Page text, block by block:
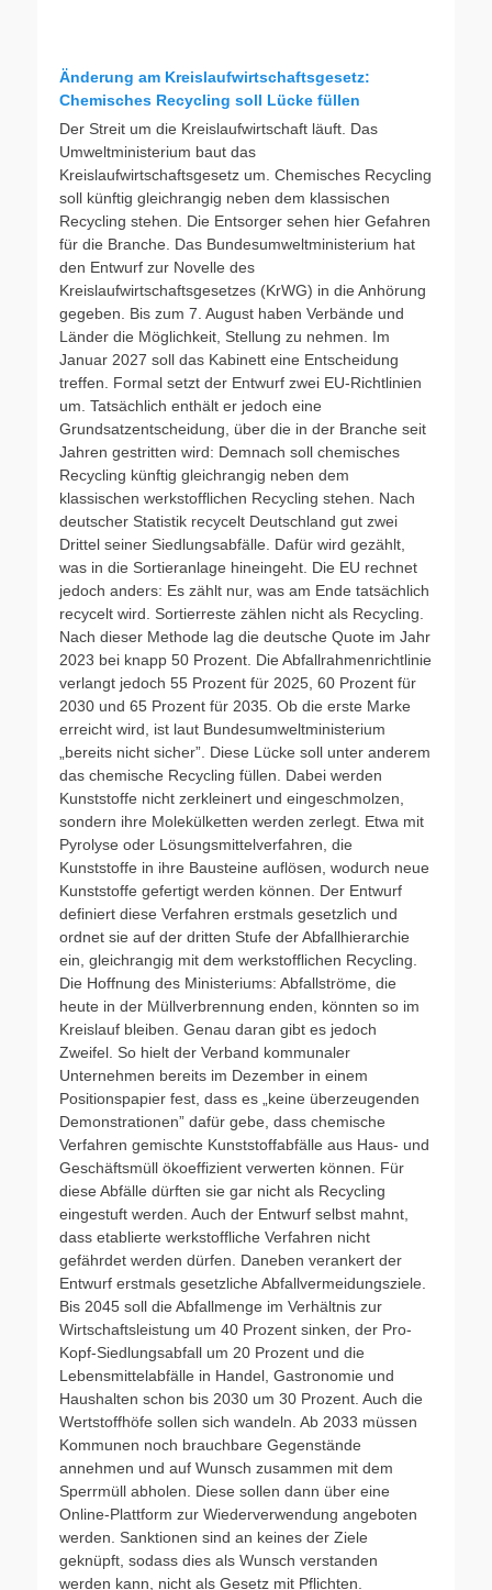
Änderung am Kreislaufwirtschaftsgesetz:
Chemisches Recycling soll Lücke füllen
Der Streit um die Kreislaufwirtschaft läuft. Das
Umweltministerium baut das
Kreislaufwirtschaftsgesetz um. Chemisches Recycling
soll künftig gleichrangig neben dem klassischen
Recycling stehen. Die Entsorger sehen hier Gefahren
für die Branche. Das Bundesumweltministerium hat
den Entwurf zur Novelle des
Kreislaufwirtschaftsgesetzes (KrWG) in die Anhörung
gegeben. Bis zum 7. August haben Verbände und
Länder die Möglichkeit, Stellung zu nehmen. Im
Januar 2027 soll das Kabinett eine Entscheidung
treffen. Formal setzt der Entwurf zwei EU-Richtlinien
um. Tatsächlich enthält er jedoch eine
Grundsatzentscheidung, über die in der Branche seit
Jahren gestritten wird: Demnach soll chemisches
Recycling künftig gleichrangig neben dem
klassischen werkstofflichen Recycling stehen. Nach
deutscher Statistik recycelt Deutschland gut zwei
Drittel seiner Siedlungsabfälle. Dafür wird gezählt,
was in die Sortieranlage hineingeht. Die EU rechnet
jedoch anders: Es zählt nur, was am Ende tatsächlich
recycelt wird. Sortierreste zählen nicht als Recycling.
Nach dieser Methode lag die deutsche Quote im Jahr
2023 bei knapp 50 Prozent. Die Abfallrahmenrichtlinie
verlangt jedoch 55 Prozent für 2025, 60 Prozent für
2030 und 65 Prozent für 2035. Ob die erste Marke
erreicht wird, ist laut Bundesumweltministerium
„bereits nicht sicher”. Diese Lücke soll unter anderem
das chemische Recycling füllen. Dabei werden
Kunststoffe nicht zerkleinert und eingeschmolzen,
sondern ihre Molekülketten werden zerlegt. Etwa mit
Pyrolyse oder Lösungsmittelverfahren, die
Kunststoffe in ihre Bausteine auflösen, wodurch neue
Kunststoffe gefertigt werden können. Der Entwurf
definiert diese Verfahren erstmals gesetzlich und
ordnet sie auf der dritten Stufe der Abfallhierarchie
ein, gleichrangig mit dem werkstofflichen Recycling.
Die Hoffnung des Ministeriums: Abfallströme, die
heute in der Müllverbrennung enden, könnten so im
Kreislauf bleiben. Genau daran gibt es jedoch
Zweifel. So hielt der Verband kommunaler
Unternehmen bereits im Dezember in einem
Positionspapier fest, dass es „keine überzeugenden
Demonstrationen” dafür gebe, dass chemische
Verfahren gemischte Kunststoffabfälle aus Haus- und
Geschäftsmüll ökoeffizient verwerten können. Für
diese Abfälle dürften sie gar nicht als Recycling
eingestuft werden. Auch der Entwurf selbst mahnt,
dass etablierte werkstoffliche Verfahren nicht
gefährdet werden dürfen. Daneben verankert der
Entwurf erstmals gesetzliche Abfallvermeidungsziele.
Bis 2045 soll die Abfallmenge im Verhältnis zur
Wirtschaftsleistung um 40 Prozent sinken, der Pro-
Kopf-Siedlungsabfall um 20 Prozent und die
Lebensmittelabfälle in Handel, Gastronomie und
Haushalten schon bis 2030 um 30 Prozent. Auch die
Wertstoffhöfe sollen sich wandeln. Ab 2033 müssen
Kommunen noch brauchbare Gegenstände
annehmen und auf Wunsch zusammen mit dem
Sperrmüll abholen. Diese sollen dann über eine
Online-Plattform zur Wiederverwendung angeboten
werden. Sanktionen sind an keines der Ziele
geknüpft, sodass dies als Wunsch verstanden
werden kann, nicht als Gesetz mit Pflichten.